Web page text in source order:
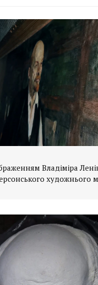
Владіміра
художнього